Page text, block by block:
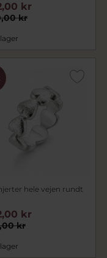
kr
kr
hele vejen rundt
kr
kr